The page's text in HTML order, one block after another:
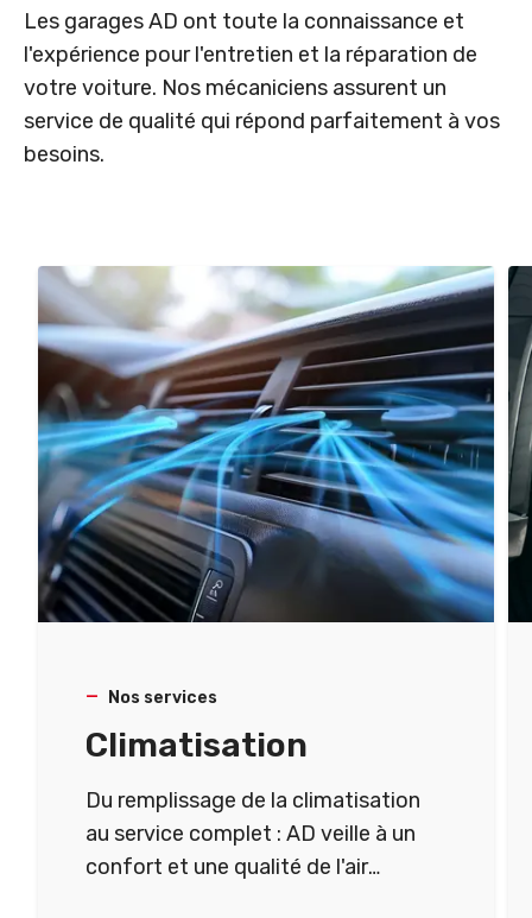
Les garages AD ont toute la connaissance et
l'expérience pour l'entretien et la réparation de
votre voiture. Nos mécaniciens assurent un
service de qualité qui répond parfaitement à vos
besoins.
Nos services
Climatisation
Du remplissage de la climatisation
au service complet : AD veille à un
confort et une qualité de l'air